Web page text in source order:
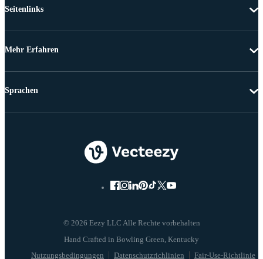
Seitenlinks
Mehr Erfahren
© 2026 Eezy LLC Alle Rechte vorbehalten
Nutzungsbedingungen Datenschutzrichlinien Fair-Use-Richtlinie
Sprachen